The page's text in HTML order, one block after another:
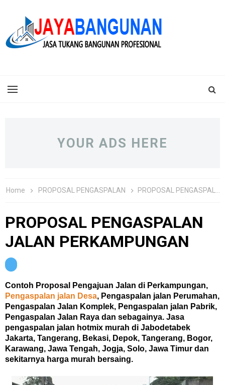
YOUR ADS HERE
Home PROPOSAL PENGASPALAN PROPOSAL PENGASPALAN JALAN PERKAMPUNGAN
PROPOSAL PENGASPALAN
JALAN PERKAMPUNGAN
Contoh Proposal Pengajuan Jalan di Perkampungan,
Pengaspalan jalan Desa, Pengaspalan jalan Perumahan,
Pengaspalan Jalan Komplek, Pengaspalan jalan Pabrik,
Pengaspalan Jalan Raya dan sebagainya. Jasa
pengaspalan jalan hotmix murah di Jabodetabek
Jakarta, Tangerang, Bekasi, Depok, Tangerang, Bogor,
Karawang, Jawa Tengah, Jogja, Solo, Jawa Timur dan
sekitarnya harga murah bersaing.